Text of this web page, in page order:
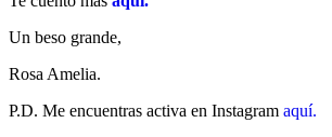
Un beso grande,
Rosa Amelia.
P.D. Me encuentras activa en Instagram aquí.